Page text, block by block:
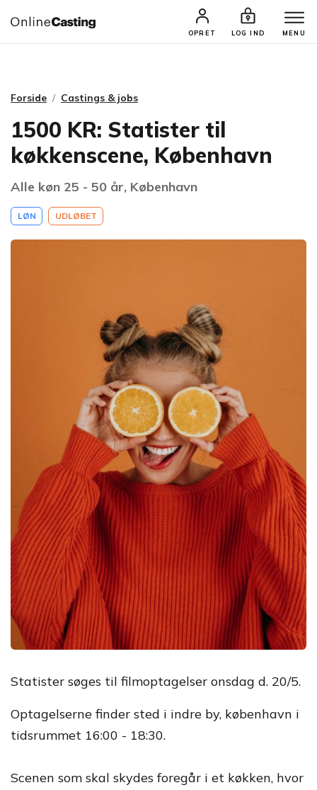
OPRET LOG IND MENU
CASTINGS & JOBS SØG PROFIL
Forside Castings & jobs
1500 KR: Statister til
køkkenscene, København
Alle køn 25 - 50 år, København
LØN UDLØBET
Statister søges til filmoptagelser onsdag d. 20/5.
Optagelserne finder sted i indre by, københavn i
tidsrummet 16:00 - 18:30.
Scenen som skal skydes foregår i et køkken, hvor